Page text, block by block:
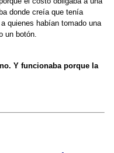
donde creía que tenía
quienes habían tomado una
un botón.
Y funcionaba porque la